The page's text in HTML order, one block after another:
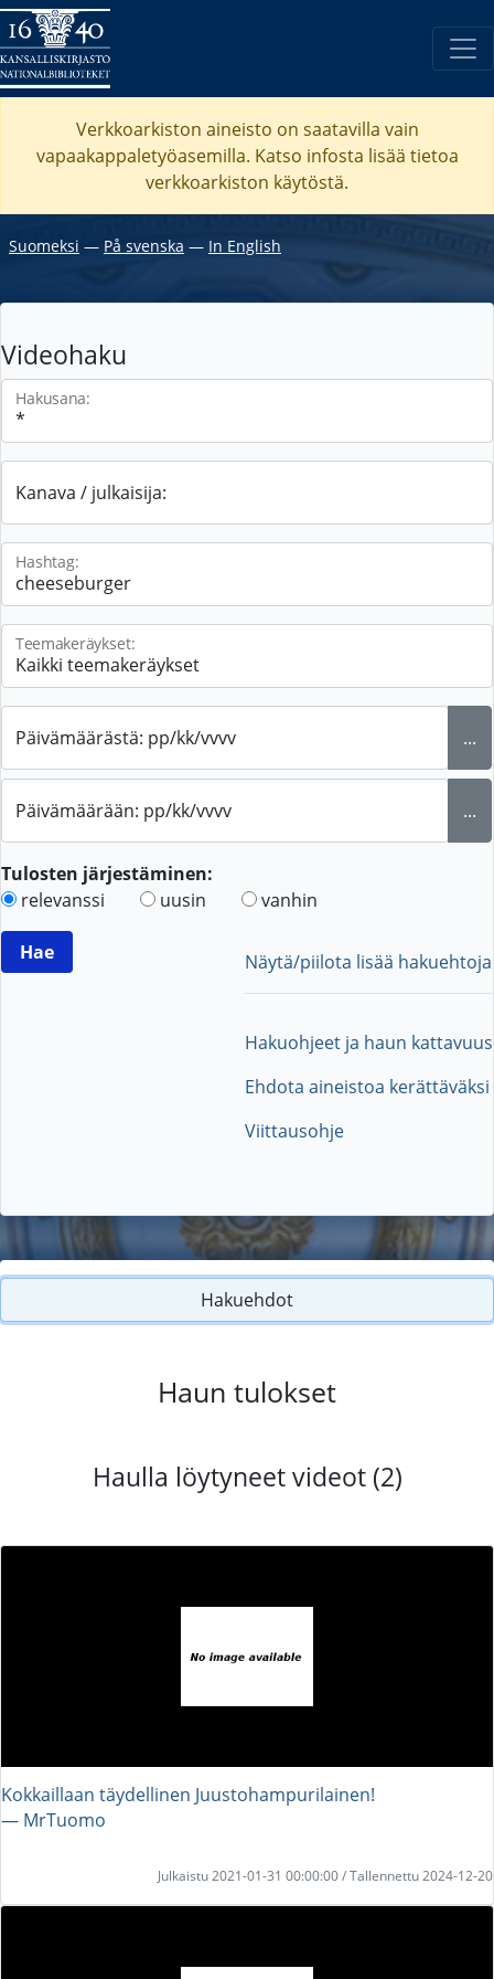
Verkkoarkiston aineisto on saatavilla vain
vapaakappaletyöasemilla. Katso infosta lisää tietoa
verkkoarkiston käytöstä.
Suomeksi ― På svenska ― In English
Videohaku
Hakusana:
Kanava / julkaisija:
Hashtag:
Teemakeräykset:
Päivämäärästä: pp/kk/vvvv ...
Päivämäärään: pp/kk/vvvv ...
Tulosten järjestäminen:
relevanssi
uusin vanhin
Näytä/piilota lisää hakuehtoja
Hakuohjeet ja haun kattavuus
Ehdota aineistoa kerättäväksi
Viittausohje
Hakuehdot
Haun tulokset
Haulla löytyneet videot (2)
Kokkaillaan täydellinen Juustohampurilainen!
― MrTuomo
Julkaistu 2021-01-31 00:00:00 / Tallennettu 2024-12-20